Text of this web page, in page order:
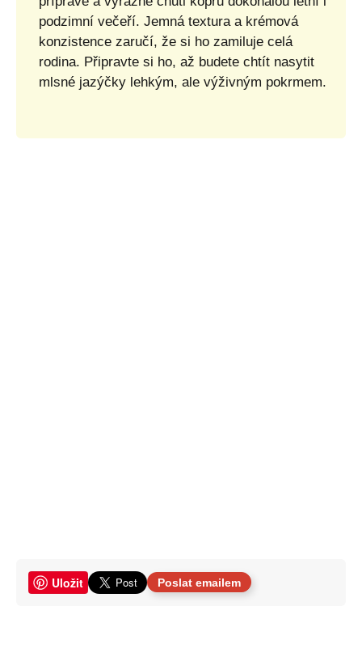
podzimní večeří. Jemná textura a krémová
konzistence zaručí, že si ho zamiluje celá
rodina. Připravte si ho, až budete chtít nasytit
mlsné jazýčky lehkým, ale výživným pokrmem.
Uložit Poslat emailem